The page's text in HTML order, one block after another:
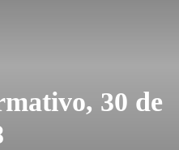
30 de